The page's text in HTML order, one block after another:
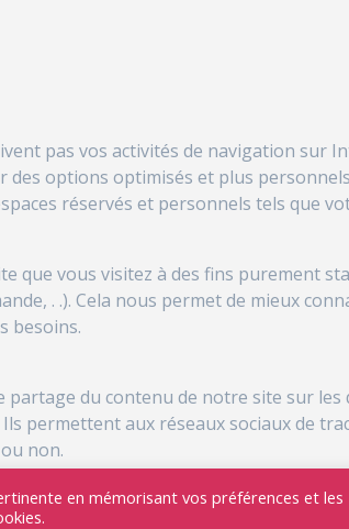
pas vos activités de navigation sur
options optimisés et plus
réservés et personnels tels que
que vous visitez à des fins purement
. .). Cela nous permet de mieux
besoins.
partage du contenu de notre site sur les
permettent aux réseaux sociaux de
non.
sur les réseaux sociaux sont soumis à
en mémorisant vos préférences et les